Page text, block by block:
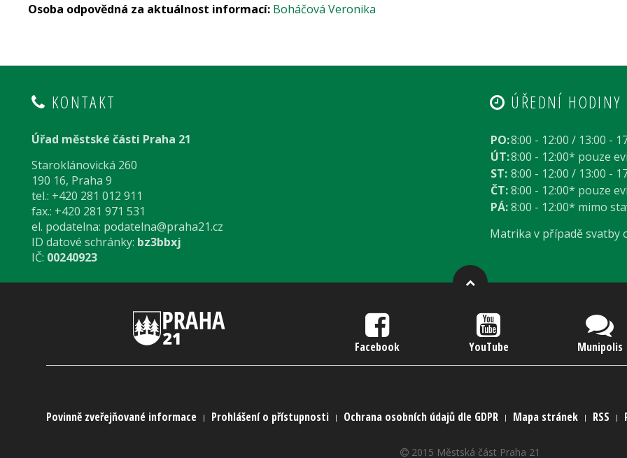
Osoba odpovědná za aktuálnost informací: Boháčová Veronika
KONTAKT
Úřad městské části Praha 21
Staroklánovická 260
190 16, Praha 9
tel.: +420 281 012 911
fax.: +420 281 971 531
el. podatelna: podatelna@praha21.cz
ID datové schránky: bz3bbxj
IČ: 00240923
ÚŘEDNÍ HODINY
PO:8:00 - 12:00 / 13:00 -
ÚT:8:00 - 12:00* pouze
ST: 8:00 - 12:00 / 13:00 -
ČT: 8:00 - 12:00* pouze
PÁ: 8:00 - 12:00* mimo
Matrika v případě svatby
Facebook YouTube Munipolis
Povinně zveřejňované informace Prohlášení o přístupnosti Ochrana osobních údajů dle GDPR Mapa stránek RSS
2015 Městská část Praha 21